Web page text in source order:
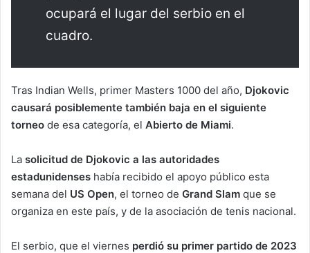
ocupará el lugar del serbio en el
cuadro.
Tras Indian Wells, primer Masters 1000 del año, Djokovic
causará posiblemente también baja en el siguiente
torneo de esa categoría, el Abierto de Miami.
La solicitud de Djokovic a las autoridades
estadunidenses había recibido el apoyo público esta
semana del US Open, el torneo de Grand Slam que se
organiza en este país, y de la asociación de tenis nacional.
El serbio, que el viernes perdió su primer partido de 2023